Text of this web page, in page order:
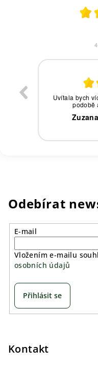
Uvítala bych
podobě
Odebírat
E-mail
Vložením e-mailu
osobních údajů
Přihlásit se
Kontakt